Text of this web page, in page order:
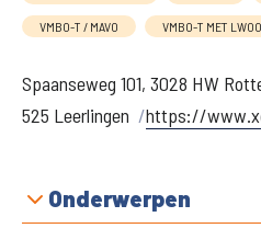
VMBO-T / MAVO VMBO-T MET LWOO
Spaanseweg 101, 3028 HW
525 Leerlingen
https://
Onderwerpen